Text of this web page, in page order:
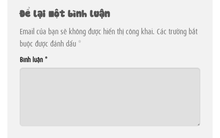
Để lại một bình luận
Email của bạn sẽ không được hiển thị công khai. Các trường bắt
buộc được đánh dấu *
Bình luận *